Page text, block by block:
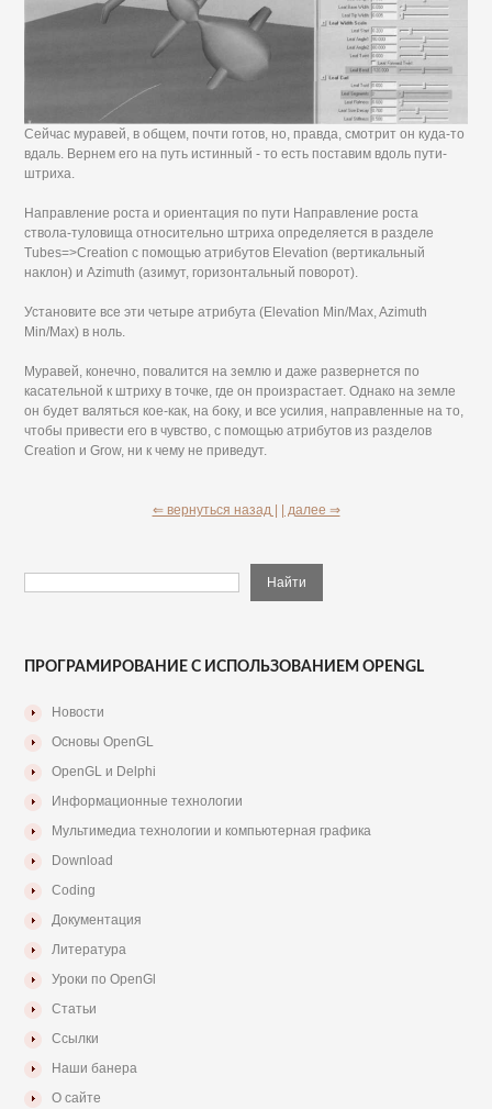
Сейчас муравей, в общем, почти готов, но, правда, смотрит он куда-то
вдаль. Вернем его на путь истинный - то есть поставим вдоль пути-
штриха.
Направление роста и ориентация по пути Направление роста
ствола-туловища относительно штриха определяется в разделе
Tubes=>Creation с помощью атрибутов Elevation (вертикальный
наклон) и Azimuth (азимут, горизонтальный поворот).
Установите все эти четыре атрибута (Elevation Min/Max, Azimuth
Min/Max) в ноль.
Муравей, конечно, повалится на землю и даже развернется по
касательной к штриху в точке, где он произрастает. Однако на земле
он будет валяться кое-как, на боку, и все усилия, направленные на то,
чтобы привести его в чувство, с помощью атрибутов из разделов
Creation и Grow, ни к чему не приведут.
⇐ вернуться назад | | далее ⇒
ПРОГРАМИРОВАНИЕ С ИСПОЛЬЗОВАНИЕМ OPENGL
Новости
Основы OpenGL
OpenGL и Delphi
Информационные технологии
Мультимедиа технологии и компьютерная графика
Download
Coding
Документация
Литература
Уроки по OpenGl
Статьи
Ссылки
Наши банера
О сайте